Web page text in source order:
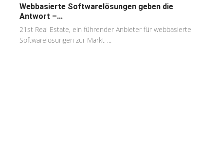
Webbasierte Softwarelösungen geben die
Antwort –...
21st Real Estate, ein führender Anbieter für webbasierte
Softwarelösungen zur Markt-...